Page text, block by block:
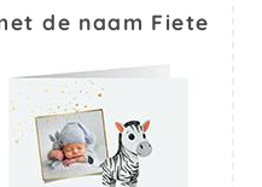
de naam Fiete